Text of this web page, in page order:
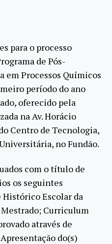
para o processo
de Pós-
em Processos Químicos
período do ano
oferecido pela
na Av. Horácio
Centro de Tecnologia,
no Fundão.
com o título de
os seguintes
Escolar da
Mestrado; Curriculum
através de
do(s)